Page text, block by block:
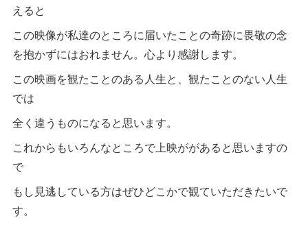
えると
この映像が私達のところに届いたことの奇跡に畏敬の念
を抱かずにはおれません。心より感謝します。
この映画を観たことのある人生と、観たことのない人生
では
全く違うものになると思います。
これからもいろんなところで上映ががあると思いますの
で
もし見逃している方はぜひどこかで観ていただきたいで
す。